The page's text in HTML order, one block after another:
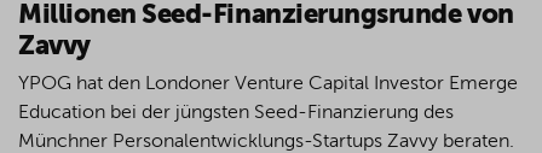
Millionen Seed-Finanzierungsrunde von
Zavvy
YPOG hat den Londoner Venture Capital Investor Emerge
Education bei der jüngsten Seed-Finanzierung des
Münchner Personalentwicklungs-Startups Zavvy beraten.